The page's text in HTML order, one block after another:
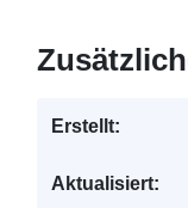
Erstellt:
Aktualisiert: